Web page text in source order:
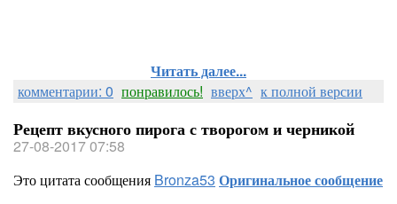
Читать далее...
комментарии: 0 понравилось! вверх^ к полной версии
Рецепт вкусного пирога с творогом и черникой
27-08-2017 07:58
Это цитата сообщения Bronza53 Оригинальное сообщение